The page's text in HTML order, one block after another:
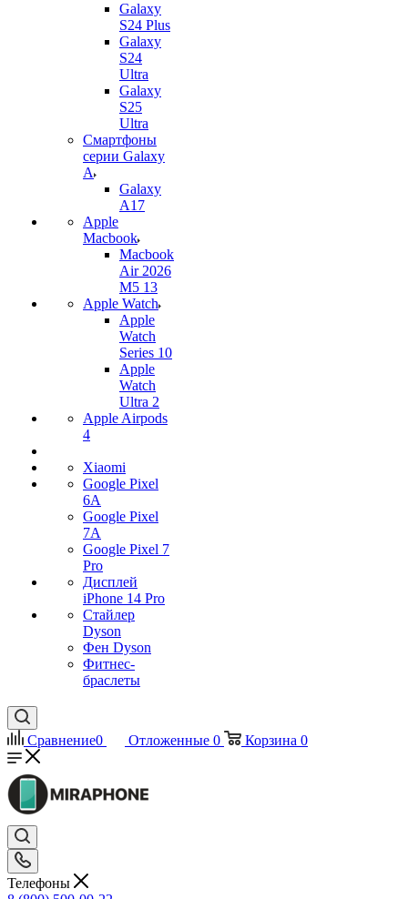
Galaxy
S24 Plus
Galaxy
S24
Ultra
Galaxy
S25
Ultra
Смартфоны
серии Galaxy
A
Galaxy
A17
Apple
Macbook
Macbook
Air 2026
M5 13
Apple Watch
Apple
Watch
Series 10
Apple
Watch
Ultra 2
Apple Airpods
4
Xiaomi
Google Pixel
6A
Google Pixel
7А
Google Pixel 7
Pro
Дисплей
iPhone 14 Pro
Стайлер
Dyson
Фен Dyson
Фитнес-
браслеты
Сравнение0 Отложенные 0 Корзина 0
Телефоны